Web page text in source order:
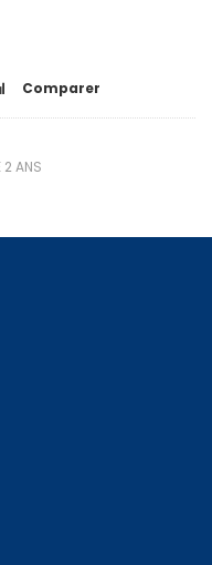
Comparer
2 ANS